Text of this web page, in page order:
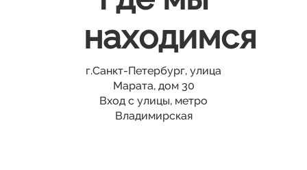
находимся
г.Санкт-Петербург, улица
Марата, дом 30
Вход с улицы, метро
Владимирская